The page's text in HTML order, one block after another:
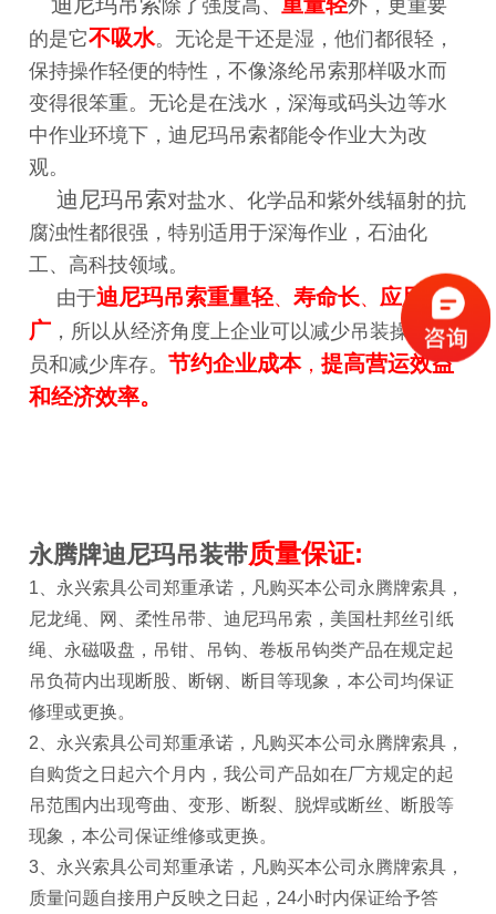
除了强度高、
外，更重要
的是它不吸水。无论是干还是湿，他们都很轻，
保持操作轻便的特性，不像涤纶吊索那样吸水而
变得很笨重。无论是在浅水，深海或码头边等水
中作业环境下，迪尼玛吊索都能令作业大为改
观。
迪尼玛吊索对盐水、化学品和紫外线辐射的抗
腐浊性都很强，特别适用于深海作业，石油化
工、高科技领域。
由于迪尼玛吊索重量轻、寿命长、 应用面
广 ，所以从经济角度上企业可以减少吊装操作人
员和减少库存。节约企业成本，提高营运效益
和经济效率。
永腾牌迪尼玛吊装带质量保证:
1、 永兴索具公司郑重承诺，凡购买本公司 永腾牌索具 ，
尼龙绳、网、柔性吊带、迪尼玛吊索，美国杜邦丝引纸
绳、永磁吸盘，吊钳、吊钩、卷板吊钩类产品在规定起
吊负荷内出现断股、断钢、断目等现象，本公司均保证
修理或更换。
2、 永兴索具公司郑重承诺，凡购买本公司永腾牌索具，
自购货之日起六个月内，我公司产品如在厂方规定的起
吊范围内出现弯曲、变形、断裂、脱焊或断丝、断股等
现象，本公司保证维修或更换。
3、永兴索具公司郑重承诺，凡购买本公司永腾牌索具，
质量问题自接用户反映之日起，24小时内保证给予答